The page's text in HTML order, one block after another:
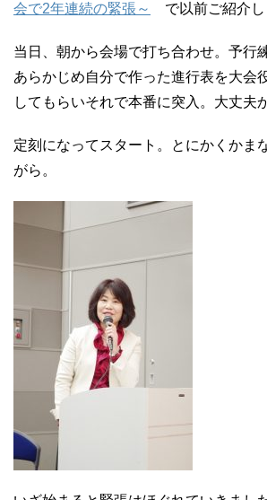
会で2年連続の緊張～
で以前ご紹介し
当日、朝から会場で打ち合わせ。予行
あらかじめ自分で作った進行表を大会
してもらいそれで本番に突入。大丈夫
定刻になってスタート。とにかくかま
がら。